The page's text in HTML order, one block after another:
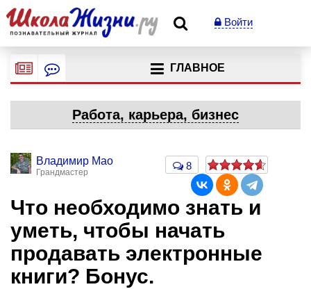
Войти
ГЛАВНОЕ
Работа, карьера, бизнес
Владимир Мао
Грандмастер
8
Что необходимо знать и
уметь, чтобы начать
продавать электронные
книги? Бонус.